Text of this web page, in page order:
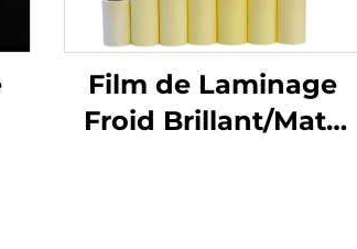
Film de Laminage
Froid Brillant/Mate